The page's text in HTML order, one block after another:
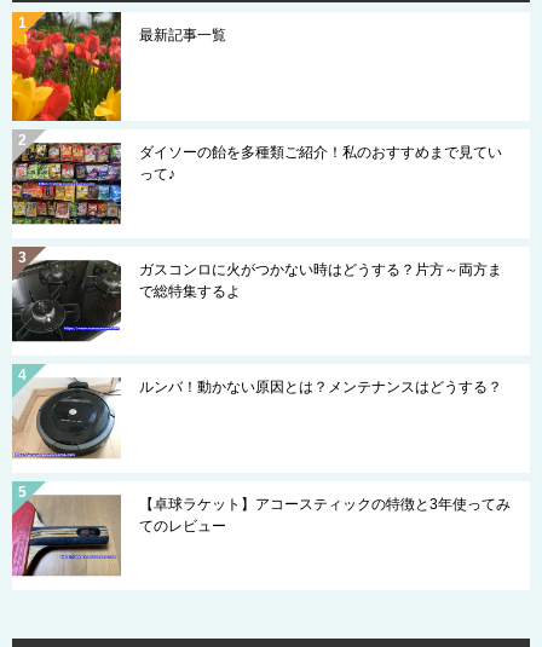
最新記事一覧
ダイソーの飴を多種類ご紹介！私のおすすめまで見てい
って♪
ガスコンロに火がつかない時はどうする？片方～両方ま
で総特集するよ
ルンバ！動かない原因とは？メンテナンスはどうする？
【卓球ラケット】アコースティックの特徴と3年使ってみ
てのレビュー